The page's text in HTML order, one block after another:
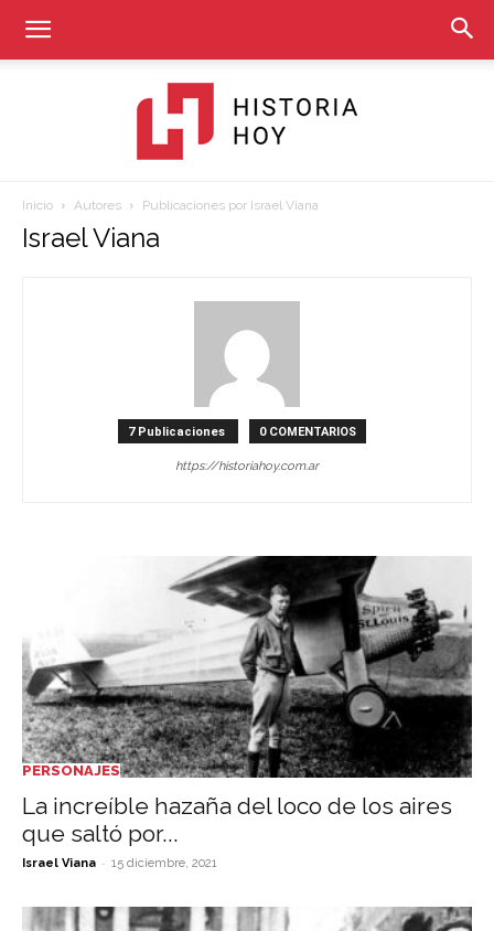
Historia
Inicio Autores Publicaciones por Israel Viana
Israel Viana
7 Publicaciones 0 COMENTARIOS
https://historiahoy.com.ar
PERSONAJES
La increíble hazaña del loco de los aires
que saltó por...
Israel Viana - 15 diciembre, 2021